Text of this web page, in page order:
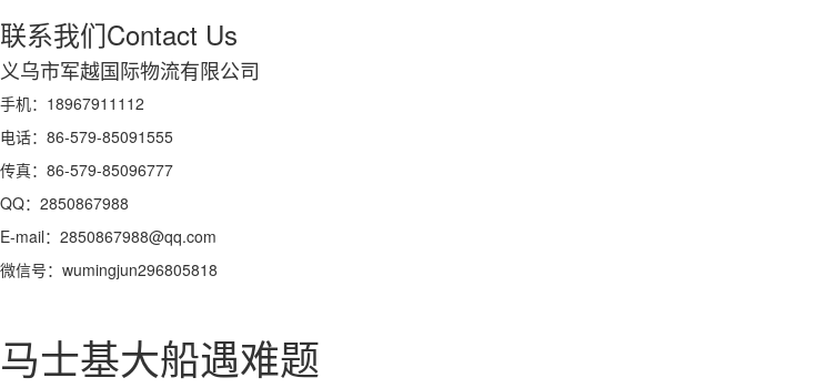
联系我们Contact Us
义乌市军越国际物流有限公司
手机：18967911112
电话：86-579-85091555
传真：86-579-85096777
QQ：2850867988
E-mail：2850867988@qq.com
微信号：wumingjun296805818
马士基大船遇难题